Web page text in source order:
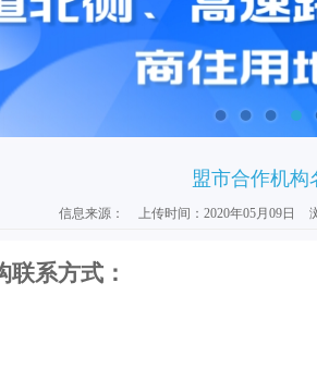
盟市合作机构
信息来源： 上传时间：2020年05月09日
联系方式：